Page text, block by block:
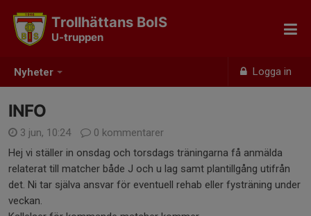
Nyheter Logga in
Trollhättans BoIS
U-truppen
INFO
3 jun, 10:24
0 kommentarer
Hej vi ställer in onsdag och torsdags träningarna få anmälda
relaterat till matcher både J och u lag samt plantillgång utifrån
det. Ni tar själva ansvar för eventuell rehab eller fysträning under
veckan.